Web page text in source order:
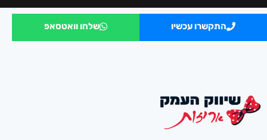
התקשרו עכשיו שלחו וואטסאפ